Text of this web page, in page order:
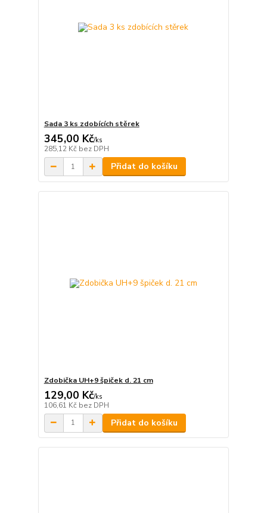
Sada 3 ks zdobících stěrek
345,00 Kč/ks
285,12 Kč bez DPH
Přidat do košíku
Zdobička UH+9 špiček d. 21 cm
129,00 Kč/ks
106,61 Kč bez DPH
Přidat do košíku